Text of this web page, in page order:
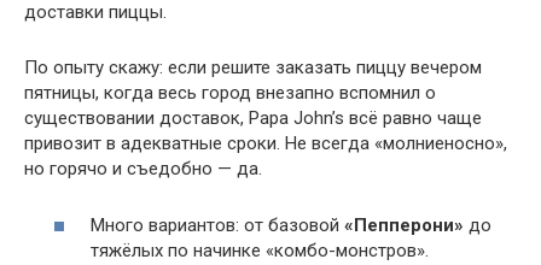
доставки пиццы.
По опыту скажу: если решите заказать пиццу вечером
пятницы, когда весь город внезапно вспомнил о
существовании доставок, Papa John’s всё равно чаще
привозит в адекватные сроки. Не всегда «молниеносно»,
но горячо и съедобно — да.
Много вариантов: от базовой «Пепперони» до
тяжёлых по начинке «комбо-монстров».